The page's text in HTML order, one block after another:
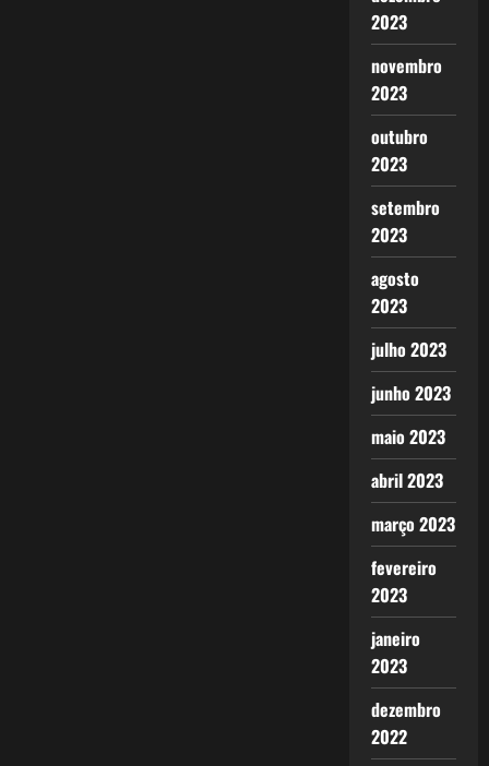
2023
novembro
2023
outubro
2023
setembro
2023
agosto
2023
julho 2023
junho 2023
maio 2023
abril 2023
março 2023
fevereiro
2023
janeiro
2023
dezembro
2022